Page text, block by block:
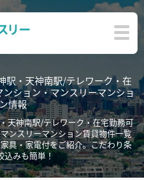
駅・天神南駅/テレワーク・在
ション・マンスリーマンショ
情報
天神南駅/テレワーク・在宅勤務可
ンスリーマンション賃貸物件一覧
具・家電付をご紹介。こだわり条
込みも簡単！